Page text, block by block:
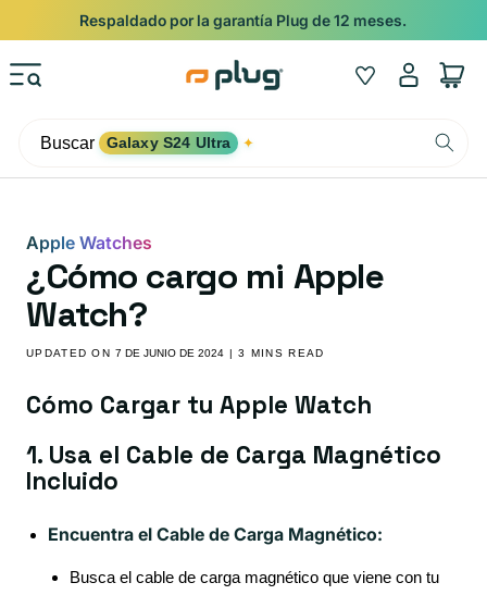
Ir al contenido
Respaldado por la garantía Plug de 12 meses.
Wishlist
Iniciar
sesión
Carrito
Buscar Galaxy S24 Ultra ✦
Apple Watches
¿Cómo cargo mi Apple
Watch?
UPDATED ON7 DE JUNIO DE 2024 | 3 MINS READ
Cómo Cargar tu Apple Watch
1. Usa el Cable de Carga Magnético
Incluido
Encuentra el Cable de Carga Magnético:
Busca el cable de carga magnético que viene con tu